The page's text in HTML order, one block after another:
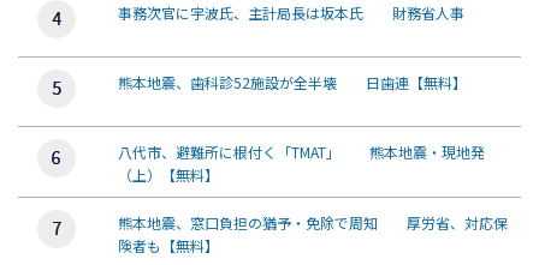
事務次官に宇波氏、主計局長は坂本氏 財務省人事
熊本地震、歯科診52施設が全半壊 日歯連【無料】
八代市、避難所に根付く「TMAT」 熊本地震・現地発
（上）【無料】
熊本地震、窓口負担の猶予・免除で周知 厚労省、対応保
険者も【無料】